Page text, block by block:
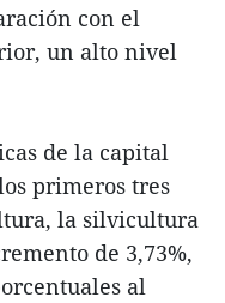
con el
un alto nivel
de la capital
primeros tres
la silvicultura
de 3,73%,
al